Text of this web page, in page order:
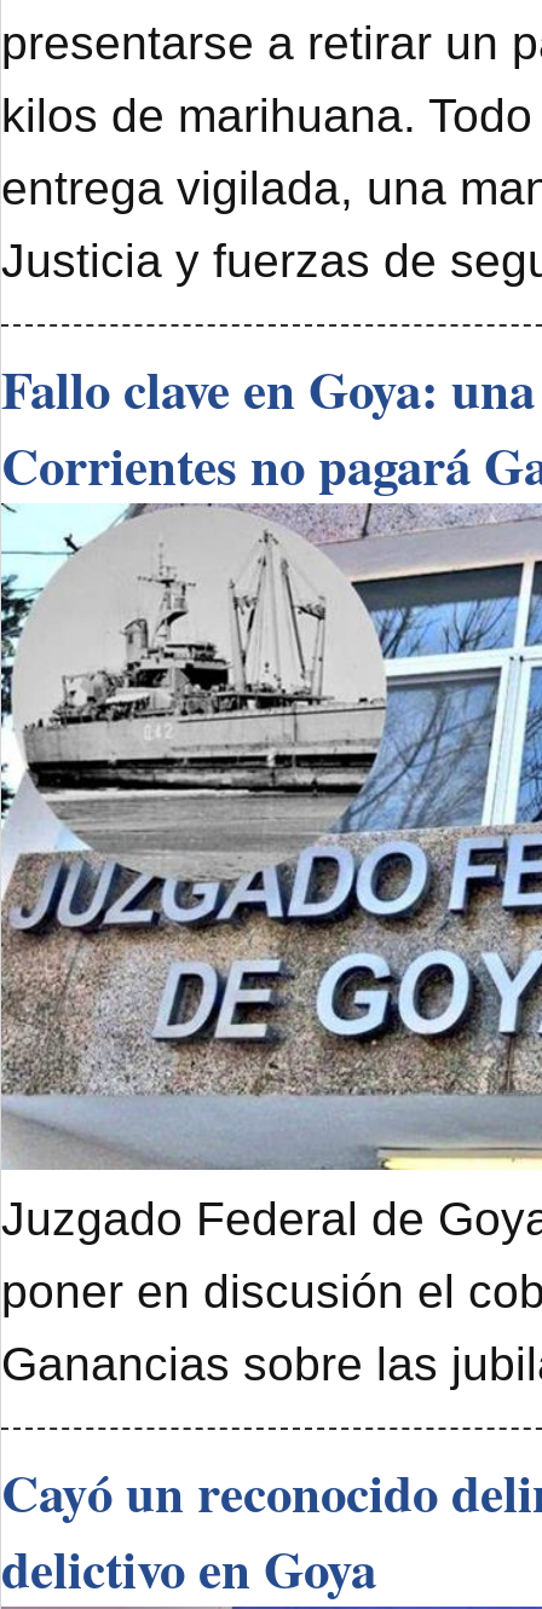
presentarse a retirar un
kilos de marihuana.
entrega vigilada, una
Justicia y fuerzas de
Fallo clave en Goya:
Corrientes no pagará
Juzgado Federal de
poner en discusión el
Ganancias sobre las
Cayó un reconocido
delictivo en Goya